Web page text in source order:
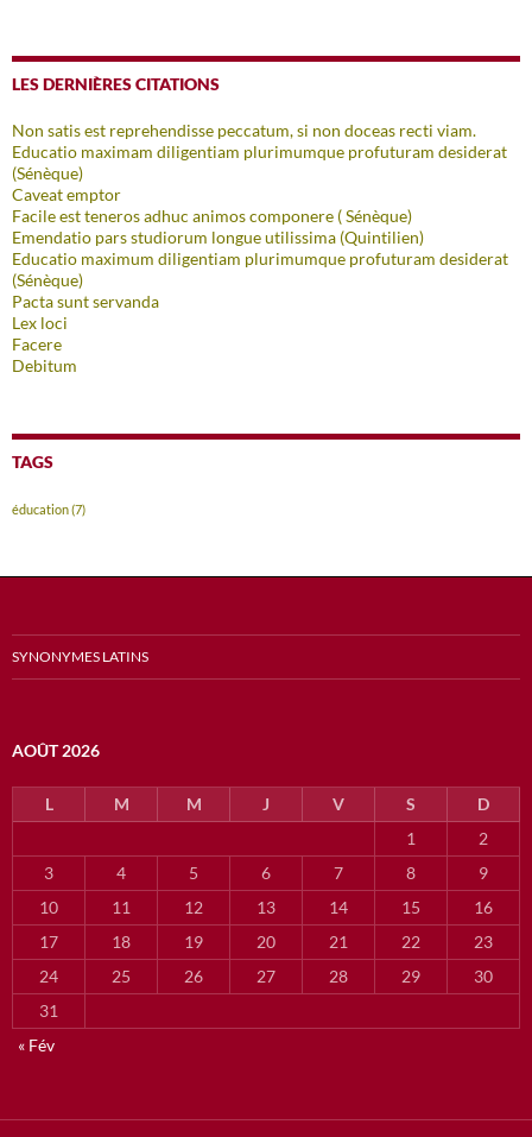
LES DERNIÈRES CITATIONS
Non satis est reprehendisse peccatum, si non doceas recti viam.
Educatio maximam diligentiam plurimumque profuturam desiderat
(Sénèque)
Caveat emptor
Facile est teneros adhuc animos componere ( Sénèque)
Emendatio pars studiorum longue utilissima (Quintilien)
Educatio maximum diligentiam plurimumque profuturam desiderat
(Sénèque)
Pacta sunt servanda
Lex loci
Facere
Debitum
TAGS
éducation(7)
SYNONYMES LATINS
AOÛT 2026
L M M J V S
D
1
2
3
4 5 6 7 8
9
10
11 12 13 14 15
16
17
18 19 20 21 22
23
24
25 26 27 28 29
30
31
« Fév